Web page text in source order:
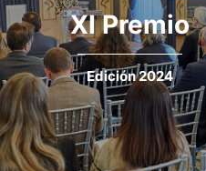
LEER MÁS
XI Premio
Edición 2024